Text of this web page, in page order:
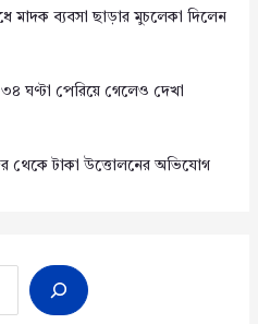
মাদক ব্যবসা ছাড়ার মুচলেকা দিলেন
৩৪ ঘণ্টা পেরিয়ে গেলেও দেখা
থেকে টাকা উত্তোলনের অভিযোগ